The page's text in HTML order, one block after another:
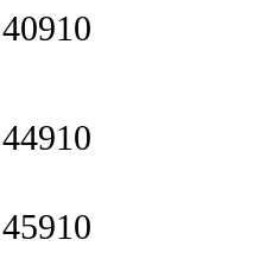
40910
44910
45910